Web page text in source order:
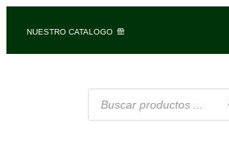
NUESTRO CATALOGO